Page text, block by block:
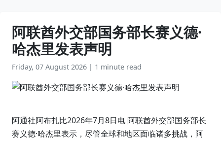
阿联酋外交部国务部长赛义德·
哈杰里发表声明
Friday, 07 August 2026 | 1 minute read
阿通社阿布扎比2026年7月8日电 阿联酋外交部国务部长
赛义德·哈杰里表示，尽管全球和地区面临诸多挑战，阿